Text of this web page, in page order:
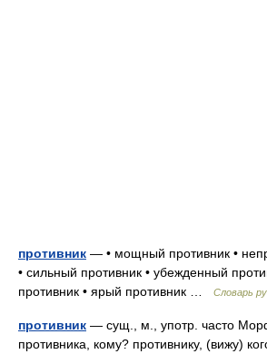
противник — • мощный противник •
• сильный противник • убежденный
противник • ярый противник …
Словарь
противник — сущ., м., употр. часто
противника, кому? противнику, (вижу)